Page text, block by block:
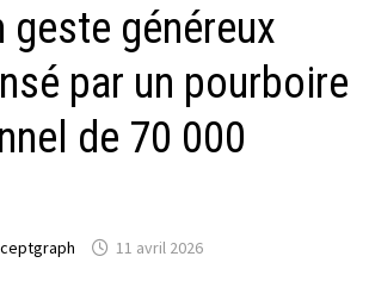
geste généreux
par un pourboire
de 70 000
11 avril 2026